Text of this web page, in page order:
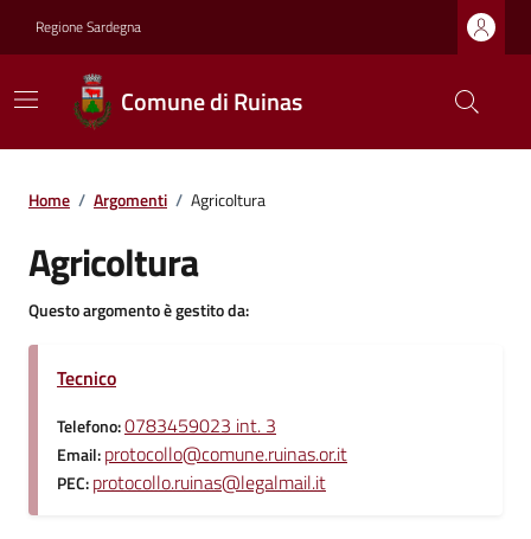
Regione Sardegna
Comune di Ruinas
Home / Argomenti / Agricoltura
Agricoltura
Questo argomento è gestito da:
Tecnico
Telefono:0783459023 int. 3
Email:protocollo@comune.ruinas.or.it
PEC:protocollo.ruinas@legalmail.it